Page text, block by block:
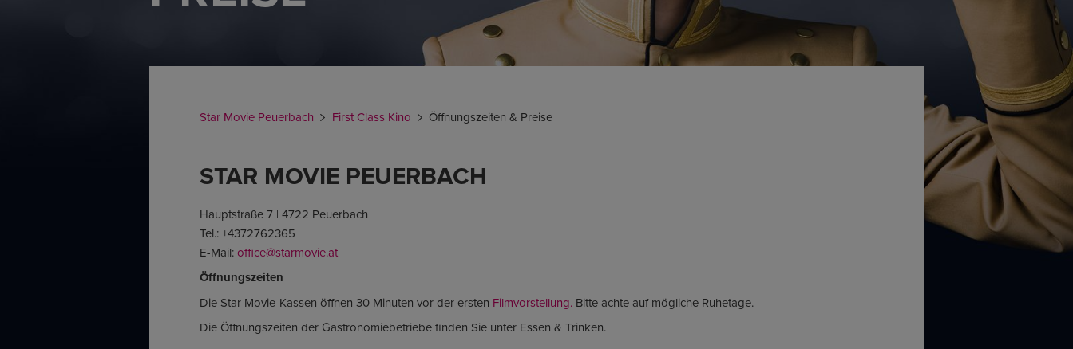
Star Movie Peuerbach First Class Kino Öffnungszeiten & Preise
STAR MOVIE PEUERBACH
Hauptstraße 7 | 4722 Peuerbach
Tel.: +4372762365
E-Mail:office@starmovie.at
Öffnungszeiten
Die Star Movie-Kassen öffnen 30 Minuten vor der ersten Filmvorstellung. Bitte achte auf mögliche Ruhetage.
Die Öffnungszeiten der Gastronomiebetriebe finden Sie unter Essen & Trinken.